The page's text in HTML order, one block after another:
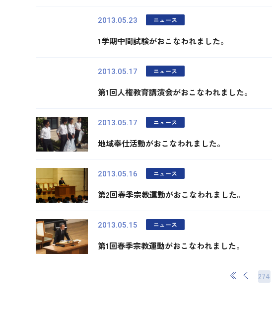
2013.05.23 ニュース
1学期中間試験がおこなわれました。
2013.05.17 ニュース
第1回人権教育講演会がおこなわれました。
2013.05.17 ニュース
地域奉仕活動がおこなわれました。
2013.05.16 ニュース
第2回春季宗教運動がおこなわれました。
2013.05.15 ニュース
第1回春季宗教運動がおこなわれました。
274